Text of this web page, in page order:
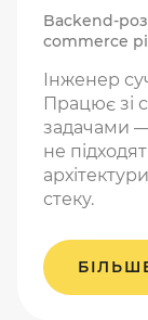
Backend-
commerce
Інженер
Працює зі
задачами
не
стеку.